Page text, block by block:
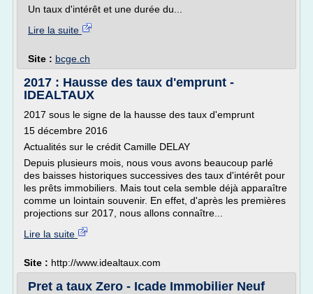
Un taux d'intérêt et une durée du...
Lire la suite
Site : bcge.ch
2017 : Hausse des taux d'emprunt -
IDEALTAUX
2017 sous le signe de la hausse des taux d'emprunt
15 décembre 2016
Actualités sur le crédit Camille DELAY
Depuis plusieurs mois, nous vous avons beaucoup parlé
des baisses historiques successives des taux d'intérêt pour
les prêts immobiliers. Mais tout cela semble déjà apparaître
comme un lointain souvenir. En effet, d'après les premières
projections sur 2017, nous allons connaître...
Lire la suite
Site : http://www.idealtaux.com
Pret a taux Zero - Icade Immobilier Neuf